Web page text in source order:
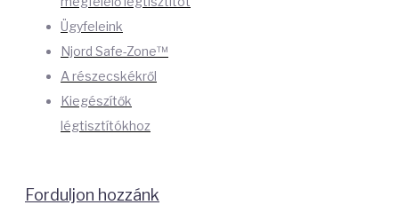
Ügyfeleink
Njord Safe-Zone™
A részecskékről
Kiegészítők
légtisztítókhoz
Forduljon hozzánk